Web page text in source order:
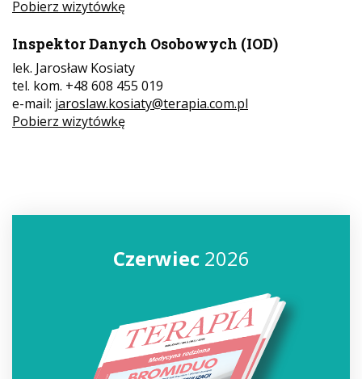
Pobierz wizytówkę
Inspektor Danych Osobowych (IOD)
lek. Jarosław Kosiaty
tel. kom. +48 608 455 019
e-mail: jaroslaw.kosiaty@terapia.com.pl
Pobierz wizytówkę
Czerwiec2026